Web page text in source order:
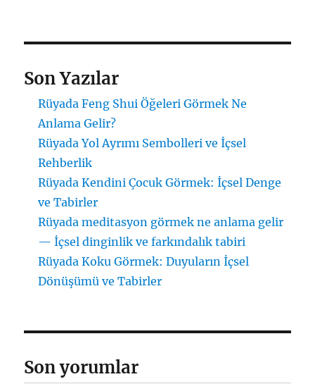
Son Yazılar
Rüyada Feng Shui Öğeleri Görmek Ne
Anlama Gelir?
Rüyada Yol Ayrımı Sembolleri ve İçsel
Rehberlik
Rüyada Kendini Çocuk Görmek: İçsel Denge
ve Tabirler
Rüyada meditasyon görmek ne anlama gelir
— İçsel dinginlik ve farkındalık tabiri
Rüyada Koku Görmek: Duyuların İçsel
Dönüşümü ve Tabirler
Son yorumlar